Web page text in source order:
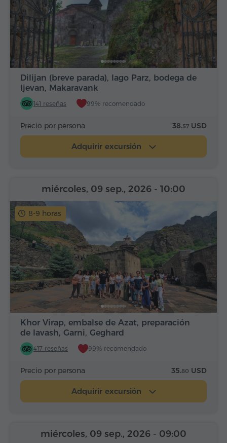
Dilijan (breve parada), lago Parz, bodega de
Ijevan, Makaravank
141 reseñas 99% recomendado
Precio por persona 38.57 USD
Adquirir excursión
8-9 horas
Khor Virap, embalse de Azat, preparación
de lavash, Garni, Geghard
417 reseñas 99% recomendado
miércoles, 09 sep., 2026 - 10:00
Precio por persona 35.80 USD
Adquirir excursión
miércoles, 09 sep., 2026 - 09:00